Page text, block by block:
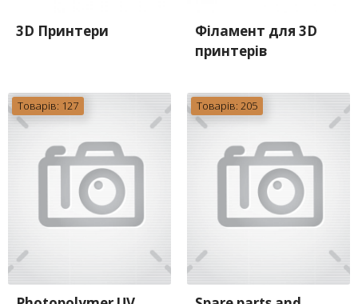
3D Принтери
Філамент для 3D
принтерів
Товарів: 127 Товарів: 205